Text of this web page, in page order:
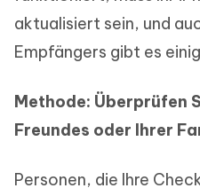
aktualisiert sein, und
Empfängers gibt es
Methode: Überprüfen
Freundes oder Ihrer
Personen, die Ihre